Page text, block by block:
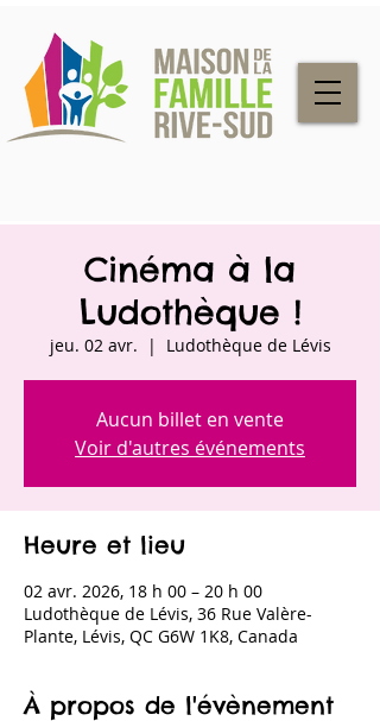
Cinéma à la
Ludothèque !
jeu. 02 avr.
  |
Ludothèque de Lévis
Aucun billet en vente
Voir d'autres événements
Heure et lieu
02 avr. 2026, 18 h 00 – 20 h 00
Ludothèque de Lévis, 36 Rue Valère-
Plante, Lévis, QC G6W 1K8, Canada
À propos de l'évènement